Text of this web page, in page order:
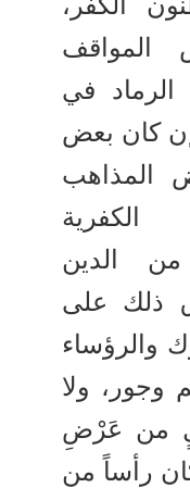
المواقف
الرماد في
كان بعض
المذاهب
الكفرية
من الدين
ذلك على
والرؤساء
وجور، ولا
من عَرْضِ
رأساً من